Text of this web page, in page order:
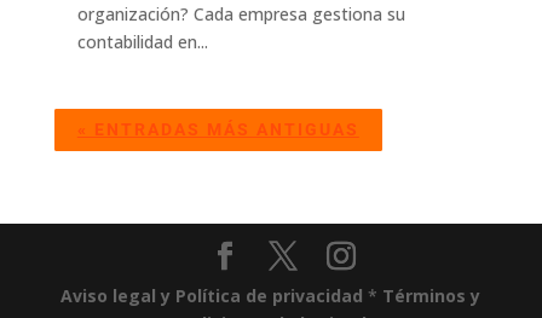
organización? Cada empresa gestiona su
contabilidad en...
« ENTRADAS MÁS ANTIGUAS
Aviso legal y Política de privacidad * Términos y